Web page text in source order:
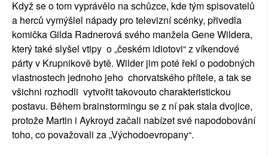
Když se o tom vyprávělo na schůzce, kde tým spisovatelů
a herců vymýšlel nápady pro televizní scénky, přivedla
komička Gilda Radnerová svého manžela Gene Wildera,
který také slyšel vtipy o „českém idiotovi“ z víkendové
párty v Krupnikově bytě. Wilder jim poté řekl o podobných
vlastnostech jednoho jeho chorvatského přítele, a tak se
všichni rozhodli vytvořit takovouto charakteristickou
postavu. Během brainstormingu se z ní pak stala dvojice,
protože Martin i Aykroyd začali nabízet své napodobování
toho, co považovali za „Východoevropany“.